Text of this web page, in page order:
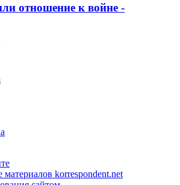
отношение к войне -
материалов korrespondent.net